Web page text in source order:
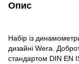
Опис
Набір із
дизайні Wera.
стандартом DIN EN